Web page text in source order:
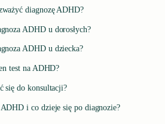
diagnozę ADHD?
ADHD u dorosłych?
ADHD u dziecka?
test na ADHD?
się do konsultacji?
i co dzieje się po diagnozie?